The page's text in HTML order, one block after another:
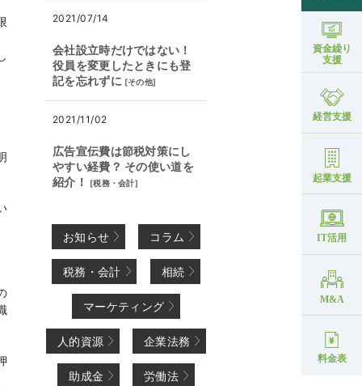
資金繰り
支援
経営支援
起業支援
IT活用
M&A
料金表
2021/07/14
会社設立時だけではない！
役員を変更したときにも登
記を忘れずに [その他]
2021/11/02
広告宣伝費は節税対策にし
やすい経費？ その使い道を
紹介！
[税務・会計]
お知らせ コラム
税務・会計 相続
マーケティング
人的資源 企業法務
助成金 労働法